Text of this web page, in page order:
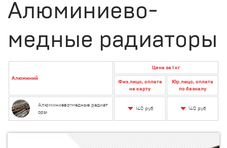
Алюминиево-
медные радиаторы
Алюминий
Цена за 1 кг
Физ.лицо, оплата
на карту
Юр.лицо, оплата
по безналу
Алюминиево-медные радиат
оры
140 руб 140 руб